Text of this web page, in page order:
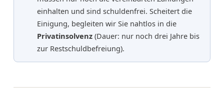
einhalten und sind schuldenfrei. Scheitert die
Einigung, begleiten wir Sie nahtlos in die
Privatinsolvenz (Dauer: nur noch drei Jahre bis
zur Restschuldbefreiung).